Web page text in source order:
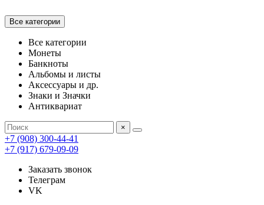
Все категории
Все категории
Монеты
Банкноты
Альбомы и листы
Аксессуары и др.
Знаки и Значки
Антиквариат
×
+7 (908) 300-44-41
+7 (917) 679-09-09
Заказать звонок
Телеграм
VK